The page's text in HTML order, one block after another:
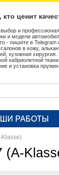
кто ценит
и
и модели
- пишите в
в кожу,
кузовная
кабриолетной
и установка
РАБОТЫ
Klasse)
(A-